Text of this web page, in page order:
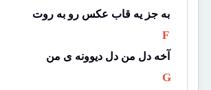
به جز یه قاب عکس رو به روت
F
آخه دل من دل دیوونه ی من
G